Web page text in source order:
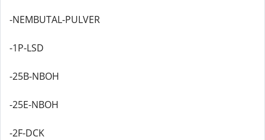
-NEMBUTAL-PULVER
-1P-LSD
-25B-NBOH
-25E-NBOH
-2F-DCK